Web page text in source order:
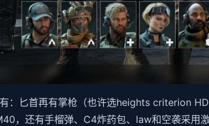
：匕首再有掌枪（也许选heights criterion
，还有手榴弹、C4炸药包、law和空袭采用激